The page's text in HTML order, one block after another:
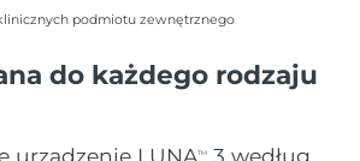
podmiotu zewnętrznego
do każdego rodzaju
urządzenie LUNATM
3 według